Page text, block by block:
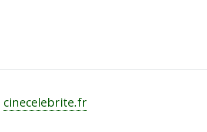
cinecelebrite.fr